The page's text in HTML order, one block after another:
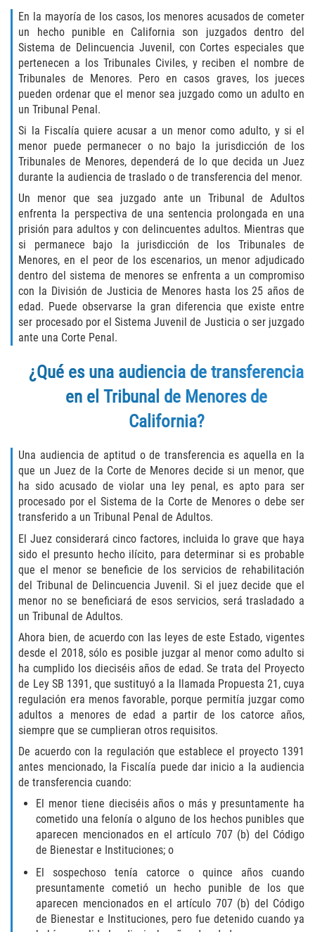
Audiencias de Disposición
Audiencias de Detención
Audiencias de Transferencia
Derechos de los Padres en Casos
Juveniles
Desviación Informal Juvenil
La Ley de los Tres Delitos y Fuera
Delitos por los cuales un Menor
puede ser Juzgado como Adulto
División de Justicia Juvenil
Libertad Condicional para Menores
Proyecto de Ley del Senado SB 439
Sello de Registros Juveniles
Tutela de los Tribunales
Tribunal de Delincuencia Juvenil
Armas Prohibidas en California
Aumento de Sentencias por Armas de
Fuego
Descarga Negligente de un Arma de
Fuego
Portar un Arma de Fuego Cargada
Portar un Arma de Fuego Oculta
Delitos de Conducción
Chocar y Huir
Conducir con una Licencia
Suspendida
Evadir a un Oficial de Policía
Homicidio Vehicular
En la mayoría de los casos, los menores acusados ​​de cometer
un hecho punible en California son juzgados dentro del
Sistema de Delincuencia Juvenil, con Cortes especiales que
pertenecen a los Tribunales Civiles, y reciben el nombre de
Tribunales de Menores. Pero en casos graves, los jueces
pueden ordenar que el menor sea juzgado como un adulto en
un Tribunal Penal.
Si la Fiscalía quiere acusar a un menor como adulto, y si el
menor puede permanecer o no bajo la jurisdicción de los
Tribunales de Menores, dependerá de lo que decida un Juez
durante la audiencia de traslado o de transferencia del menor.
Un menor que sea juzgado ante un Tribunal de Adultos
enfrenta la perspectiva de una sentencia prolongada en una
prisión para adultos y con delincuentes adultos. Mientras que
si permanece bajo la jurisdicción de los Tribunales de
Menores, en el peor de los escenarios, un menor adjudicado
dentro del sistema de menores se enfrenta a un compromiso
con la División de Justicia de Menores hasta los 25 años de
edad. Puede observarse la gran diferencia que existe entre
ser procesado por el Sistema Juvenil de Justicia o ser juzgado
ante una Corte Penal.
¿Qué es una audiencia de transferencia
en el Tribunal de Menores de
California?
Una audiencia de aptitud o de transferencia es aquella en la
que un Juez de la Corte de Menores decide si un menor, que
ha sido acusado de violar una ley penal, es apto para ser
procesado por el Sistema de la Corte de Menores o debe ser
transferido a un Tribunal Penal de Adultos.
El Juez considerará cinco factores, incluida lo grave que haya
sido el presunto hecho ilícito, para determinar si es probable
que el menor se beneficie de los servicios de rehabilitación
del Tribunal de Delincuencia Juvenil. Si el juez decide que el
menor no se beneficiará de esos servicios, será trasladado a
un Tribunal de Adultos.
Ahora bien, de acuerdo con las leyes de este Estado, vigentes
desde el 2018, sólo es posible juzgar al menor como adulto si
ha cumplido los dieciséis años de edad. Se trata del Proyecto
de Ley SB 1391, que sustituyó a la llamada Propuesta 21, cuya
regulación era menos favorable, porque permitía juzgar como
adultos a menores de edad a partir de los catorce años,
siempre que se cumplieran otros requisitos.
De acuerdo con la regulación que establece el proyecto 1391
antes mencionado, la Fiscalía puede dar inicio a la audiencia
de transferencia cuando:
El menor tiene dieciséis años o más y presuntamente ha
cometido una felonía o alguno de los hechos punibles que
aparecen mencionados en el artículo 707 (b) del Código
de Bienestar e Instituciones; o
El sospechoso tenía catorce o quince años cuando
presuntamente cometió un hecho punible de los que
aparecen mencionados en el artículo 707 (b) del Código
de Bienestar e Instituciones, pero fue detenido cuando ya